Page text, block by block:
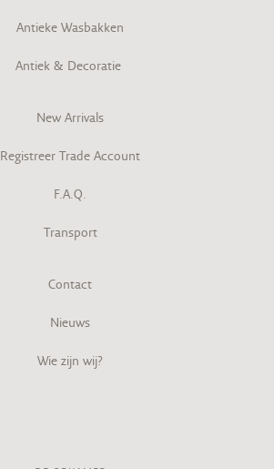
Antieke Wasbakken
Antiek & Decoratie
New Arrivals
Registreer Trade Account
F.A.Q.
Transport
Contact
Nieuws
Wie zijn wij?